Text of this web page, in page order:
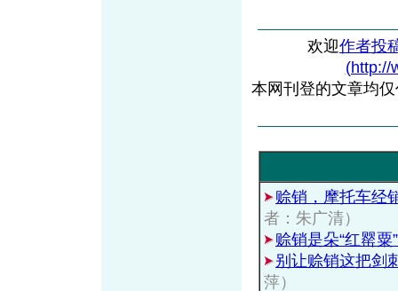
欢迎作者投
(http://
本网刊登的文章均
赊销，摩托车经
者：朱广清）
赊销是朵“红罂粟”
别让赊销这把剑
萍）